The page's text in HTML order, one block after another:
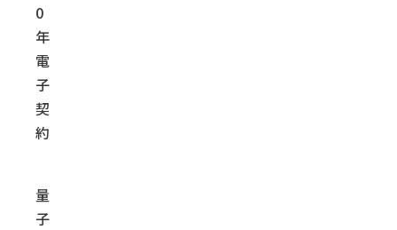
0
年
電
子
契
約
量
子